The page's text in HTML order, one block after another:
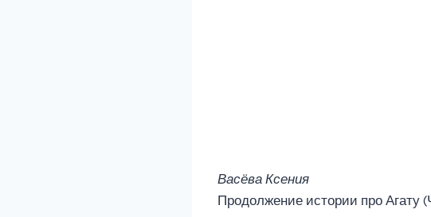
Васёва Ксения
Продолжение истории про Агату